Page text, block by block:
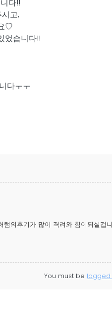
다!!
고,
♡
었습니다!!
다ㅜㅜ
의후기가 많이 격려와 힘이되실겁
You must be logged